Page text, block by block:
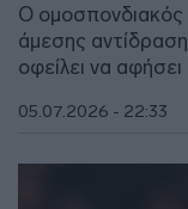
Ο
άμεσης
οφείλει να
05.07.2026 - 22:33